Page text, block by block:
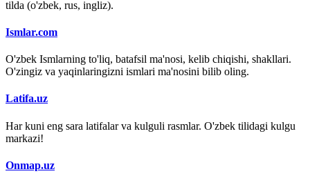
tilda (o'zbek, rus, ingliz).
Ismlar.com
O'zbek Ismlarning to'liq, batafsil ma'nosi, kelib chiqishi, shakllari.
O'zingiz va yaqinlaringizni ismlari ma'nosini bilib oling.
Latifa.uz
Har kuni eng sara latifalar va kulguli rasmlar. O'zbek tilidagi kulgu
markazi!
Onmap.uz